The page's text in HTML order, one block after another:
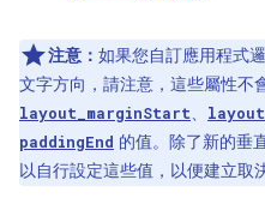
注意： 如果您自訂應用程式
文字方向，請注意，這些屬性不
layout_marginStart、
paddingEnd 的值。除了新的垂
以自行設定這些值，以便建立取